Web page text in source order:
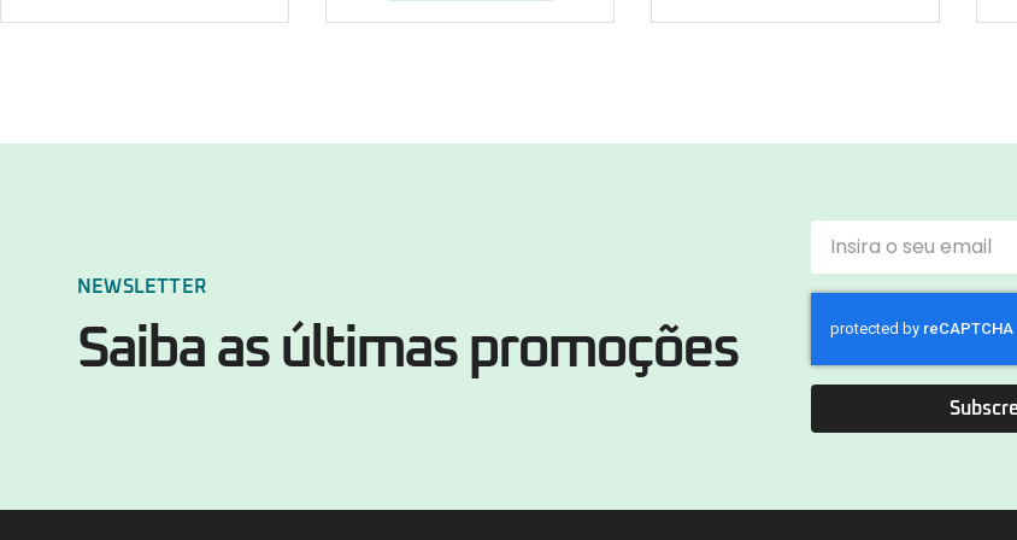
NEWSLETTER
Saiba as últimas promoções